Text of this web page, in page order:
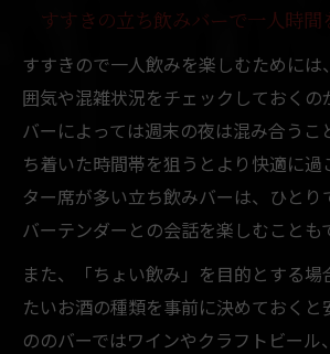
すすきの立ち飲みバーで一人時間
すすきので一人飲みを楽しむためには
囲気や混雑状況をチェックしておくの
バーによっては週末の夜は混み合うこ
ち着いた時間帯を狙うとより快適に過
ター席が多い立ち飲みバーは、ひとり
バーテンダーとの会話を楽しむことも
また、「ちょい飲み」を目的とする
たいお酒の種類を事前に決めておくと
ののバーではワインやクラフトビール